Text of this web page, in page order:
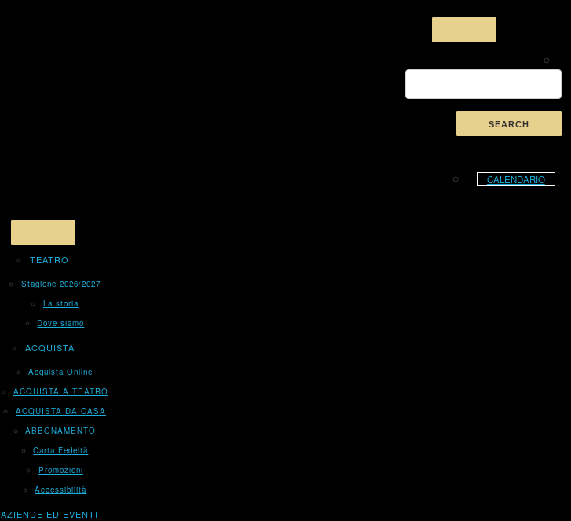
CALENDARIO
TEATRO
Stagione 2026/2027
La storia
Dove siamo
ACQUISTA
Acquista Online
ACQUISTA A TEATRO
ACQUISTA DA CASA
ABBONAMENTO
Carta Fedeltà
Promozioni
Accessibilità
AZIENDE ED EVENTI